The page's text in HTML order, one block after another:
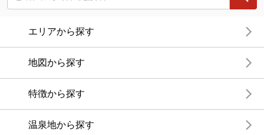
エリアから探す
地図から探す
特徴から探す
温泉地から探す